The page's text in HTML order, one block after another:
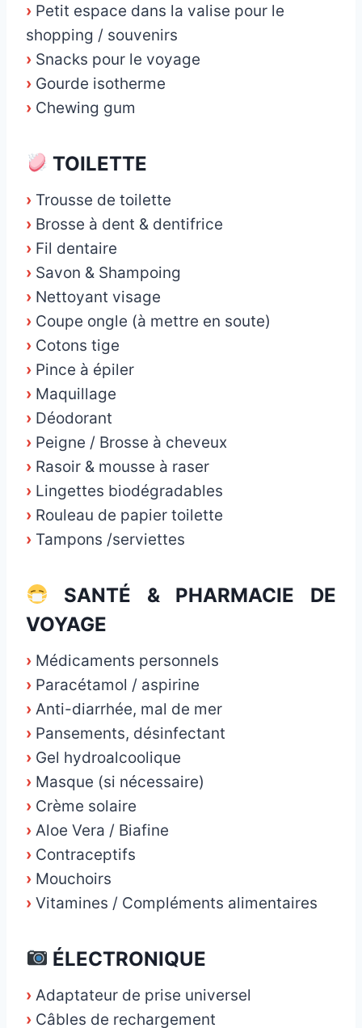
› Petit espace dans la valise pour le
shopping / souvenirs
› Snacks pour le voyage
› Gourde isotherme
› Chewing gum
TOILETTE
› Trousse de toilette
› Brosse à dent & dentifrice
› Fil dentaire
› Savon & Shampoing
› Nettoyant visage
› Coupe ongle (à mettre en soute)
› Cotons tige
› Pince à épiler
› Maquillage
› Déodorant
› Peigne / Brosse à cheveux
› Rasoir & mousse à raser
› Lingettes biodégradables
› Rouleau de papier toilette
› Tampons /serviettes
SANTÉ & PHARMACIE DE
VOYAGE
› Médicaments personnels
› Paracétamol / aspirine
› Anti-diarrhée, mal de mer
› Pansements, désinfectant
› Gel hydroalcoolique
› Masque (si nécessaire)
› Crème solaire
› Aloe Vera / Biafine
› Contraceptifs
› Mouchoirs
› Vitamines / Compléments alimentaires
ÉLECTRONIQUE
› Adaptateur de prise universel
› Câbles de rechargement